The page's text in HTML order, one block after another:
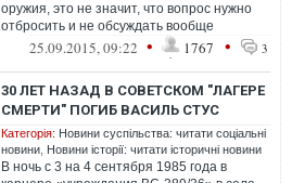
оружия, это не значит, что вопрос нужно
отбросить и не обсуждать вообще
25.09.2015, 09:22 • 1767 • 3
30 ЛЕТ НАЗАД В СОВЕТСКОМ "ЛАГЕРЕ
СМЕРТИ" ПОГИБ ВАСИЛЬ СТУС
Категорія: Новини суспільства: читати соціальні
новини Новини історії: читати історичні новини
В ночь с 3 на 4 сентября 1985 года в